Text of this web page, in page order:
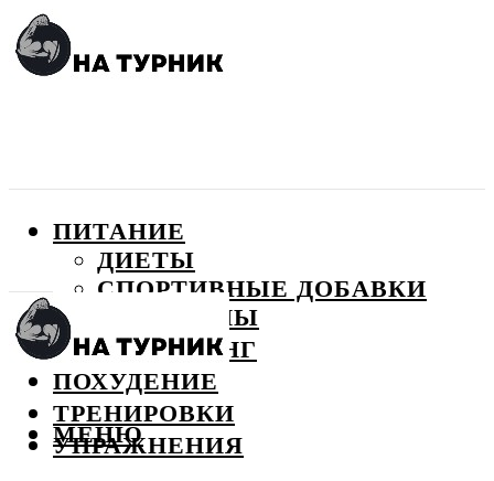
ПИТАНИЕ
ДИЕТЫ
СПОРТИВНЫЕ ДОБАВКИ
ВИТАМИНЫ
БОДИБИЛДИНГ
ПОХУДЕНИЕ
ТРЕНИРОВКИ
УПРАЖНЕНИЯ
МЕНЮ